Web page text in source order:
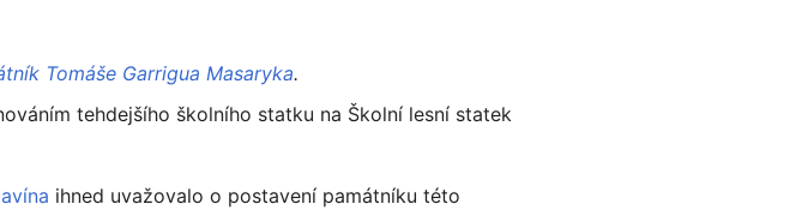
Tomáše Garrigua Masaryka.
tehdejšího školního statku na Školní lesní statek
ihned uvažovalo o postavení památníku této